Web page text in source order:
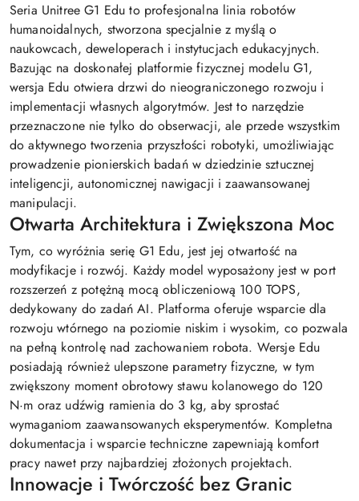
Seria Unitree G1 Edu to profesjonalna linia robotów
humanoidalnych, stworzona specjalnie z myślą o
naukowcach, deweloperach i instytucjach edukacyjnych.
Bazując na doskonałej platformie fizycznej modelu G1,
wersja Edu otwiera drzwi do nieograniczonego rozwoju i
implementacji własnych algorytmów. Jest to narzędzie
przeznaczone nie tylko do obserwacji, ale przede wszystkim
do aktywnego tworzenia przyszłości robotyki, umożliwiając
prowadzenie pionierskich badań w dziedzinie sztucznej
inteligencji, autonomicznej nawigacji i zaawansowanej
manipulacji.
Otwarta Architektura i Zwiększona Moc
Tym, co wyróżnia serię G1 Edu, jest jej otwartość na
modyfikacje i rozwój. Każdy model wyposażony jest w port
rozszerzeń z potężną mocą obliczeniową 100 TOPS,
dedykowany do zadań AI. Platforma oferuje wsparcie dla
rozwoju wtórnego na poziomie niskim i wysokim, co pozwala
na pełną kontrolę nad zachowaniem robota. Wersje Edu
posiadają również ulepszone parametry fizyczne, w tym
zwiększony moment obrotowy stawu kolanowego do 120
N·m oraz udźwig ramienia do 3 kg, aby sprostać
wymaganiom zaawansowanych eksperymentów. Kompletna
dokumentacja i wsparcie techniczne zapewniają komfort
pracy nawet przy najbardziej złożonych projektach.
Innowacje i Twórczość bez Granic